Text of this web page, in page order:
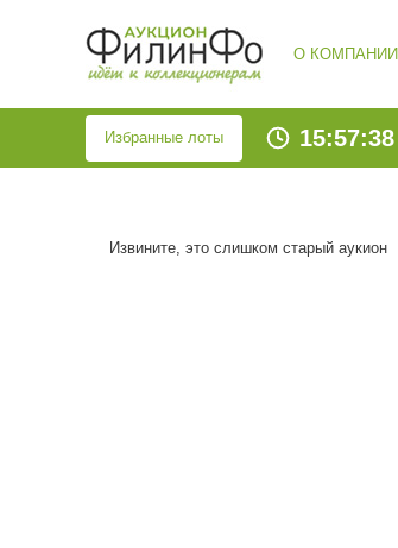
О КОМПАНИИ
Избранные лоты 15:57:39
Извините, это слишком старый аукион